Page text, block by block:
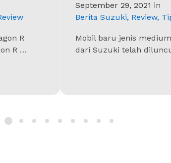
R
R …
September 29, 2021 in
Berita Suzuki, Review,
Mobil baru jenis medium
dari Suzuki telah